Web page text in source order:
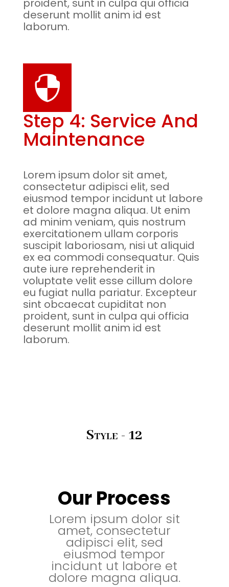
proident, sunt in culpa qui officia
deserunt mollit anim id est
laborum.

Step 4: Service And
Maintenance
Lorem ipsum dolor sit amet,
consectetur adipisci elit, sed
eiusmod tempor incidunt ut labore
et dolore magna aliqua. Ut enim
ad minim veniam, quis nostrum
exercitationem ullam corporis
suscipit laboriosam, nisi ut aliquid
ex ea commodi consequatur. Quis
aute iure reprehenderit in
voluptate velit esse cillum dolore
eu fugiat nulla pariatur. Excepteur
sint obcaecat cupiditat non
proident, sunt in culpa qui officia
deserunt mollit anim id est
laborum.
Style - 12
Our Process
Lorem ipsum dolor sit
amet, consectetur
adipisci elit, sed
eiusmod tempor
incidunt ut labore et
dolore magna aliqua.